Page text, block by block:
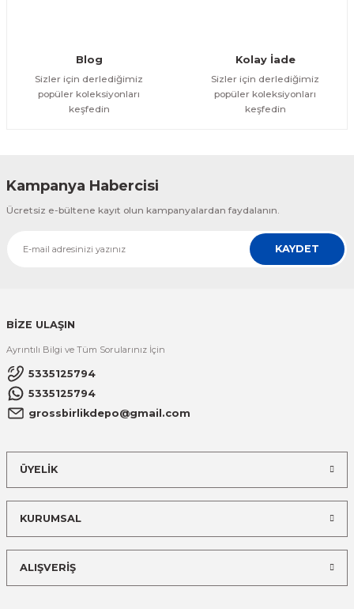
Blog
Sizler için derlediğimiz
popüler koleksiyonları
keşfedin
Kolay İade
Sizler için derlediğimiz
popüler koleksiyonları
keşfedin
Kampanya Habercisi
Ücretsiz e-bültene kayıt olun kampanyalardan faydalanın.
KAYDET
BİZE ULAŞIN
Ayrıntılı Bilgi ve Tüm Sorularınız İçin
5335125794
5335125794
grossbirlikdepo@gmail.com
ÜYELİK
KURUMSAL
ALIŞVERİŞ